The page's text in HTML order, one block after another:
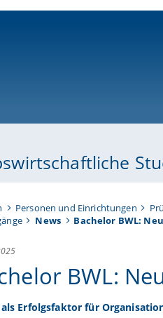
Personen und Einrichtungen
News Bachelor BWL:
BWL:
Erfolgsfaktor für